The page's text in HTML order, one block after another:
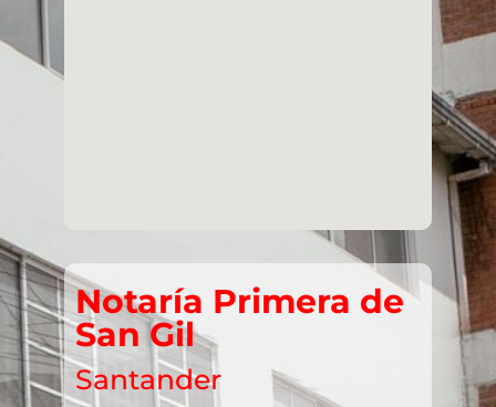
Notaría Primera de
San Gil
Santander